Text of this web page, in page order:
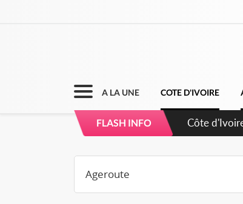
A LA UNE COTE D'IVOIRE
FLASH INFO
Sierra